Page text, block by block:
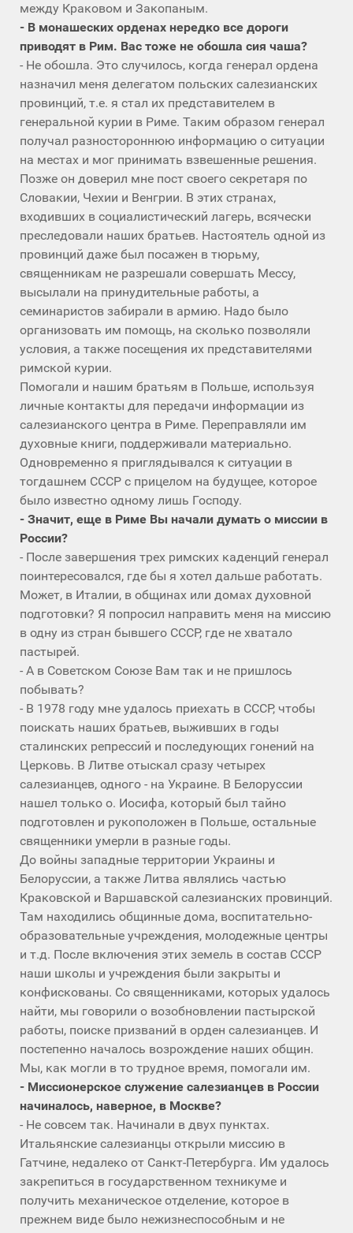
между Краковом и Закопаным.
- В монашеских орденах нередко все дороги
приводят в Рим. Вас тоже не обошла сия чаша?
- Не обошла. Это случилось, когда генерал ордена
назначил меня делегатом польских салезианских
провинций, т.е. я стал их представителем в
генеральной курии в Риме. Таким образом генерал
получал разностороннюю информацию о ситуации
на местах и мог принимать взвешенные решения.
Позже он доверил мне пост своего секретаря по
Словакии, Чехии и Венгрии. В этих странах,
входивших в социалистический лагерь, всячески
преследовали наших братьев. Настоятель одной из
провинций даже был посажен в тюрьму,
священникам не разрешали совершать Мессу,
высылали на принудительные работы, а
семинаристов забирали в армию. Надо было
организовать им помощь, на сколько позволяли
условия, а также посещения их представителями
римской курии.
Помогали и нашим братьям в Польше, используя
личные контакты для передачи информации из
салезианского центра в Риме. Переправляли им
духовные книги, поддерживали материально.
Одновременно я приглядывался к ситуации в
тогдашнем СССР с прицелом на будущее, которое
было известно одному лишь Господу.
- Значит, еще в Риме Вы начали думать о миссии в
России?
- После завершения трех римских каденций генерал
поинтересовался, где бы я хотел дальше работать.
Может, в Италии, в общинах или домах духовной
подготовки? Я попросил направить меня на миссию
в одну из стран бывшего СССР, где не хватало
пастырей.
- А в Советском Союзе Вам так и не пришлось
побывать?
- В 1978 году мне удалось приехать в СССР, чтобы
поискать наших братьев, выживших в годы
сталинских репрессий и последующих гонений на
Церковь. В Литве отыскал сразу четырех
салезианцев, одного - на Украине. В Белоруссии
нашел только о. Иосифа, который был тайно
подготовлен и рукоположен в Польше, остальные
священники умерли в разные годы.
До войны западные территории Украины и
Белоруссии, а также Литва являлись частью
Краковской и Варшавской салезианских провинций.
Там находились общинные дома, воспитательно-
образовательные учреждения, молодежные центры
и т.д. После включения этих земель в состав СССР
наши школы и учреждения были закрыты и
конфискованы. Со священниками, которых удалось
найти, мы говорили о возобновлении пастырской
работы, поиске призваний в орден салезианцев. И
постепенно началось возрождение наших общин.
Мы, как могли в то трудное время, помогали им.
- Миссионерское служение салезианцев в России
начиналось, наверное, в Москве?
- Не совсем так. Начинали в двух пунктах.
Итальянские салезианцы открыли миссию в
Гатчине, недалеко от Санкт-Петербурга. Им удалось
закрепиться в государственном техникуме и
получить механическое отделение, которое в
прежнем виде было нежизнеспособным и не